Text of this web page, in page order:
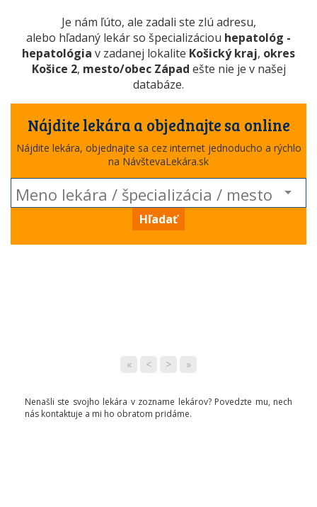
Je nám ľúto, ale zadali ste zlú adresu,
alebo hľadaný lekár so špecializáciou hepatológ -
hepatológia v zadanej lokalite Košický kraj, okres
Košice 2, mesto/obec Západ ešte nie je v našej
databáze.
Nájdite lekára a objednajte sa online
Nájdite lekára, objednajte sa cez internet jednoducho a rýchlo
na NávštevaLekára.sk
Hľadať
« < > »
Nenašli ste svojho lekára v zozname lekárov? Povedzte mu, nech
nás kontaktuje a mi ho obratom pridáme.